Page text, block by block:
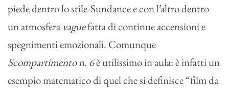
piede dentro lo stile-Sundance e con l’altro dentro
un atmosferavaguefatta di continue accensioni e
spegnimenti emozionali. Comunque
Scompartimento n. 6è utilissimo in aula: è infatti un
esempio matematico di quel che si definisce “film da